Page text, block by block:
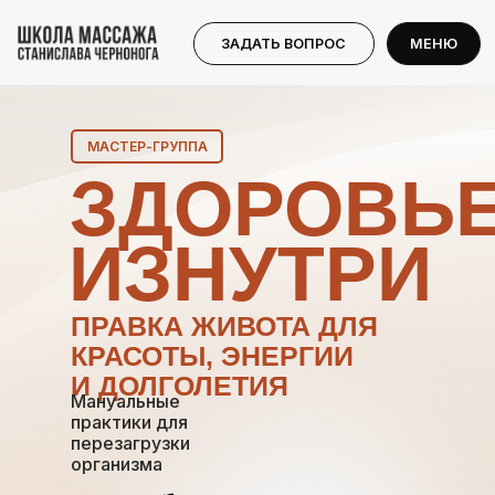
ЗАПИСАТЬСЯ НА КУРСЗАДАТЬ ВОПРОС
ПРАВКА ЖИВОТА ДЛЯ
КРАСОТЫ, ЭНЕРГИИ
И ДОЛГОЛЕТИЯ
ИЗНУТРИ
Мануальные
практики для
перезагрузки
организма
МАСТЕР-ГРУППА